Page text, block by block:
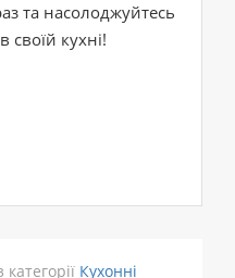
та насолоджуйтесь
своїй кухні!
Кухонні